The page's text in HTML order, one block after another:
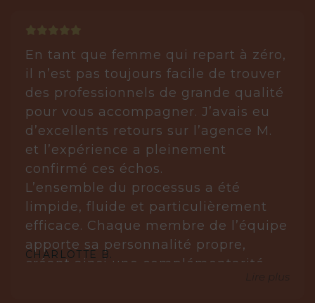
CHARLOTTE B.
En tant que femme qui repart à zéro,
il n’est pas toujours facile de trouver
des professionnels de grande qualité
pour vous accompagner. J’avais eu
d’excellents retours sur l’agence M.
et l’expérience a pleinement
confirmé ces échos.
L’ensemble du processus a été
limpide, fluide et particulièrement
efficace. Chaque membre de l’équipe
apporte sa personnalité propre,
créant ainsi une complémentarité